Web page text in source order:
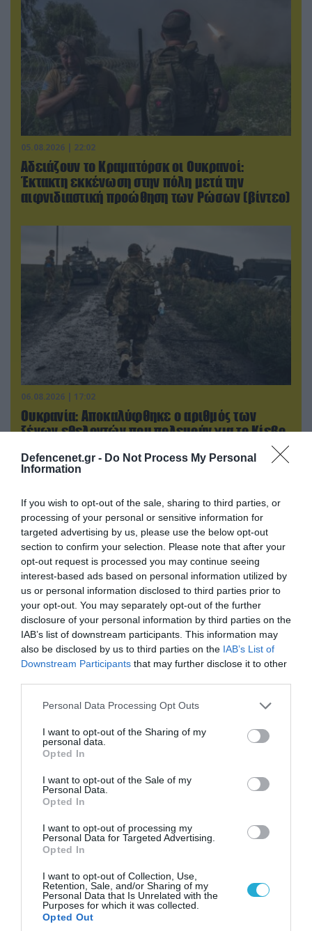
Defencenet.gr - Do Not Process My Personal
Information
If you wish to opt-out of the sale, sharing to third parties, or
processing of your personal or sensitive information for
targeted advertising by us, please use the below opt-out
section to confirm your selection. Please note that after your
opt-out request is processed you may continue seeing
interest-based ads based on personal information utilized by
us or personal information disclosed to third parties prior to
your opt-out. You may separately opt-out of the further
disclosure of your personal information by third parties on the
IAB’s list of downstream participants. This information may
also be disclosed by us to third parties on the IAB’s List of
Downstream Participants that may further disclose it to other
Please note that this website/app uses one or more Google
not limited to your visit or usage behaviour. You may click to
grant or deny consent to Google and its third-party tags to
use your data for below specified purposes in below Google
consent section.
Personal Data Processing Opt Outs
I want to opt-out of the Sharing of my
personal data.
Opted In
I want to opt-out of the Sale of my
Personal Data.
Opted In
I want to opt-out of processing my
Personal Data for Targeted Advertising.
Opted In
I want to opt-out of Collection, Use,
Retention, Sale, and/or Sharing of my
Personal Data that Is Unrelated with the
Purposes for which it was collected.
Opted Out
05.08.2026 | 22:02
Αδειάζουν το Κραματόρσκ οι Ουκρανοί:
Έκτακτη εκκένωση στην πόλη μετά την
αιφνιδιαστική προώθηση των Ρώσων (βίντεο)
06.08.2026 | 17:02
Ουκρανία: Αποκαλύφθηκε ο αριθμός των
ξένων εθελοντών που πολεμούν για το Κίεβο
06.08.2026 | 21:02
Τελεσίγραφο του Ιράν στις χώρες του Κόλπου:
«Σταματήστε τον Τραμπ αλλιώς θα σας
χτυπήσουμε σκληρά»
06.08.2026 | 14:02
«Επιχείρηση ελεύθερα πεζοδρόμια» στην
Αθήνα: Απομακρύνθηκαν παράνομα